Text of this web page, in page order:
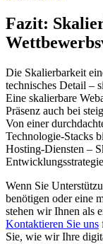
Fazit:
Die Skalierbarkeit
technisches Detail –
Eine skalierbare
Präsenz auch bei
Von einer
Technologie-Stacks
Hosting-Diensten –
Wenn Sie
benötigen oder eine
stehen wir Ihnen als
Kontaktieren Sie uns
Sie, wie wir Ihre